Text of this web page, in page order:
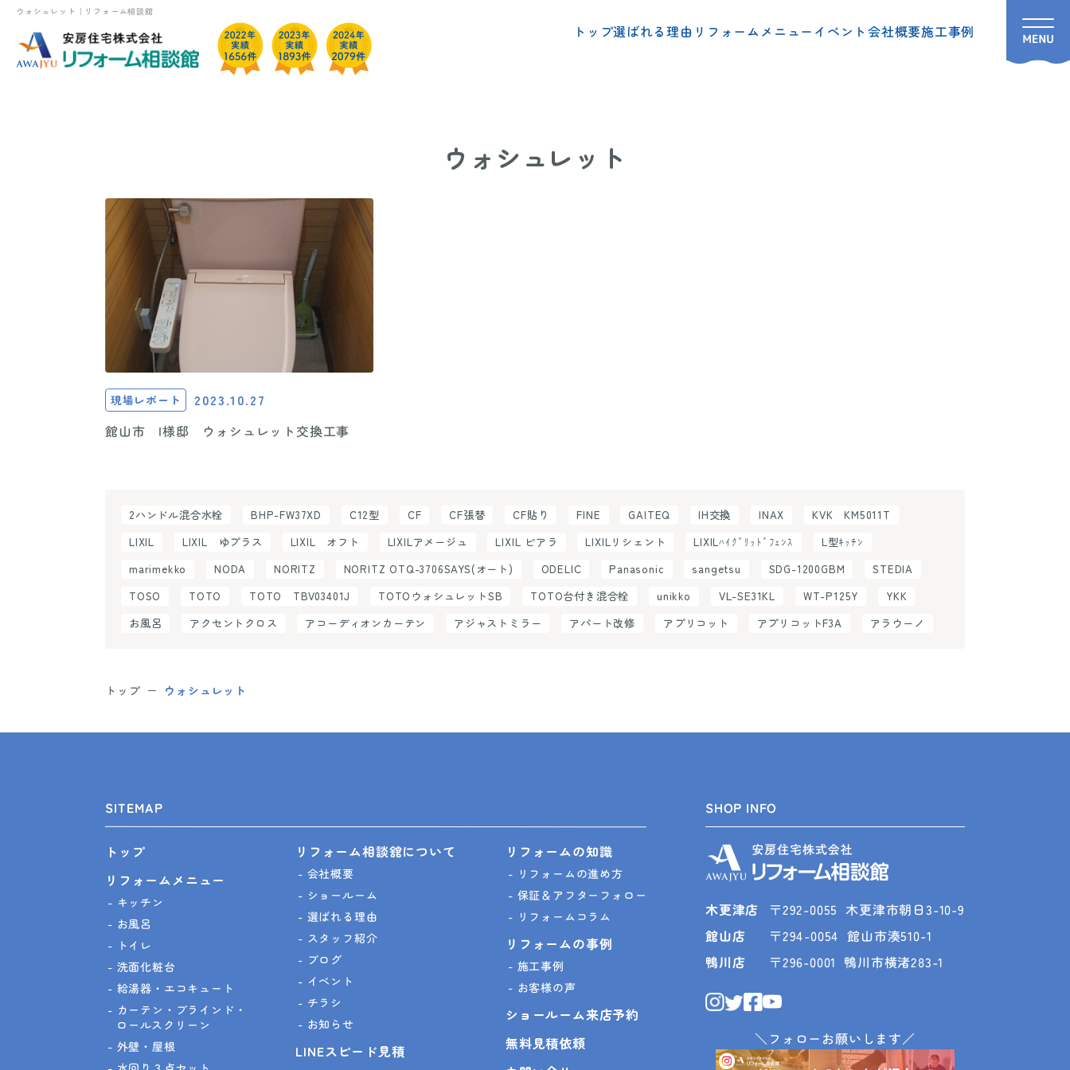
ウォシュレット｜リフォーム相談館
トップ選ばれる理由 リフォームメニュー イベント 会社概要施工事例
ウォシュレット
現場レポート 2023.10.27
館山市 I様邸 ウォシュレット交換工事
2ハンドル混合水栓 BHP-FW37XD C12型 CF CF張替 CF貼り FINE GAITEQ IH交換 INAX
KVK KM5011T
LIXIL
LIXIL ゆプラス LIXIL オフト LIXILアメージュ LIXIL ピアラ LIXILリシェント LIXILﾊｲｸﾞﾘｯﾄﾞﾌｪﾝｽ
L型ｷｯﾁﾝ
marimekko
NODA NORITZ NORITZ OTQ-3706SAYS(オート) ODELIC Panasonic sangetsu SDG-1200GBM
STEDIA
TOSO
TOTO TOTO TBV03401J TOTOウォシュレットSB TOTO台付き混合栓 unikko VL-SE31KL WT-P125Y
YKK
お風呂
アクセントクロス アコーディオンカーテン アジャストミラー アパート改修 アプリコット アプリコットF3A アラウーノ
トップ ウォシュレット
SITEMAP
トップ
リフォームメニュー
キッチン
お風呂
トイレ
洗面化粧台
給湯器・エコキュート
カーテン・ブラインド・
ロールスクリーン
外壁・屋根
リフォーム相談舘について
会社概要
ショールーム
選ばれる理由
スタッフ紹介
ブログ
イベント
チラシ
お知らせ
LINEスピード見積
リフォームの知識
リフォームの進め方
保証＆アフターフォロー
リフォームコラム
リフォームの事例
施工事例
お客様の声
ショールーム来店予約
無料見積依頼
SHOP INFO
木更津店 〒292-0055 木更津市朝日3-10-9
館山店 〒294-0054 館山市湊510-1
鴨川店 〒296-0001 鴨川市横渚283-1
＼フォローお願いします／